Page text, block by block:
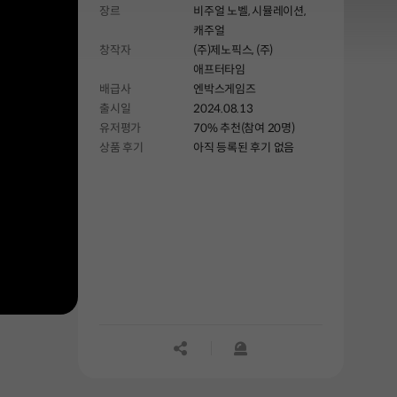
장르 비주얼 노벨,시뮬레이션,
캐주얼
창작자
(주)제노픽스, (주)
애프터타임
배급사
엔박스게임즈
출시일
2024.08.13
유저평가
70% 추천(참여 20명)
상품 후기
아직 등록된 후기 없음
공유하기신고하기